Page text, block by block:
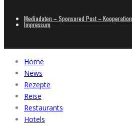
Mediadaten – Sponsored Post – Kooperation
Impressum
Home
News
Rezepte
Reise
Restaurants
Hotels